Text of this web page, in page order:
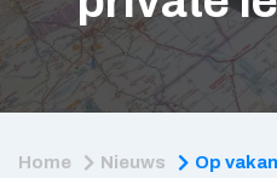
Home Nieuws
Op